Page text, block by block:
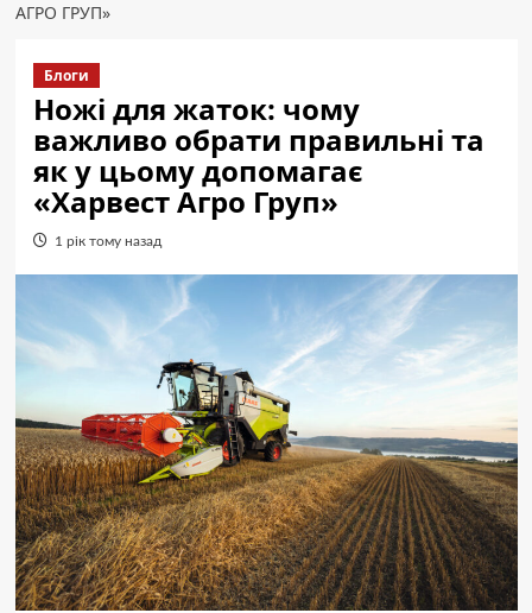
АГРО ГРУП»
Блоги
Ножі для жаток: чому
важливо обрати правильні та
як у цьому допомагає
«Харвест Агро Груп»
1 рік тому назад